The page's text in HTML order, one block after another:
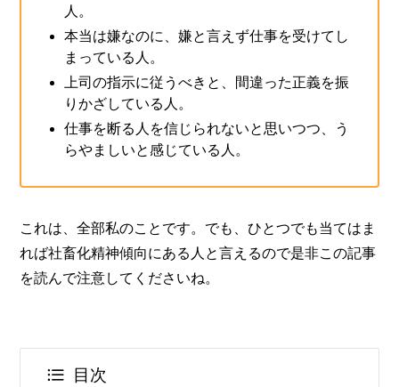
人。
本当は嫌なのに、嫌と言えず仕事を受けてし
まっている人。
上司の指示に従うべきと、間違った正義を振
りかざしている人。
仕事を断る人を信じられないと思いつつ、う
らやましいと感じている人。
これは、全部私のことです。でも、ひとつでも当てはま
れば社畜化精神傾向にある人と言えるので是非この記事
を読んで注意してくださいね。
目次